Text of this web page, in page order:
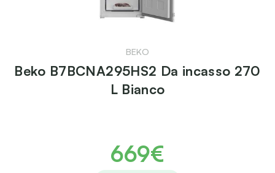
BEKO
Beko B7BCNA295HS2 Da incasso 270
L Bianco
669€